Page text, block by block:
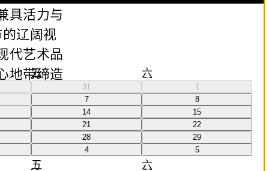
五 六
31
1
7
8
14
15
21
22
28
29
4 5
五 六
具活力与
辽阔视
代艺术品
地带缔造